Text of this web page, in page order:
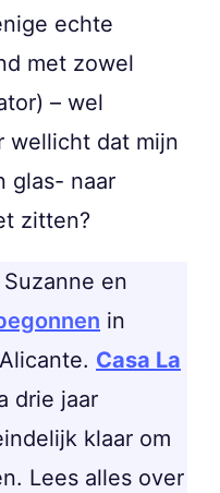
echte
met zowel
– wel
wellicht dat mijn
glas- naar
zitten?
en
in
Casa La
drie jaar
klaar om
Lees alles over